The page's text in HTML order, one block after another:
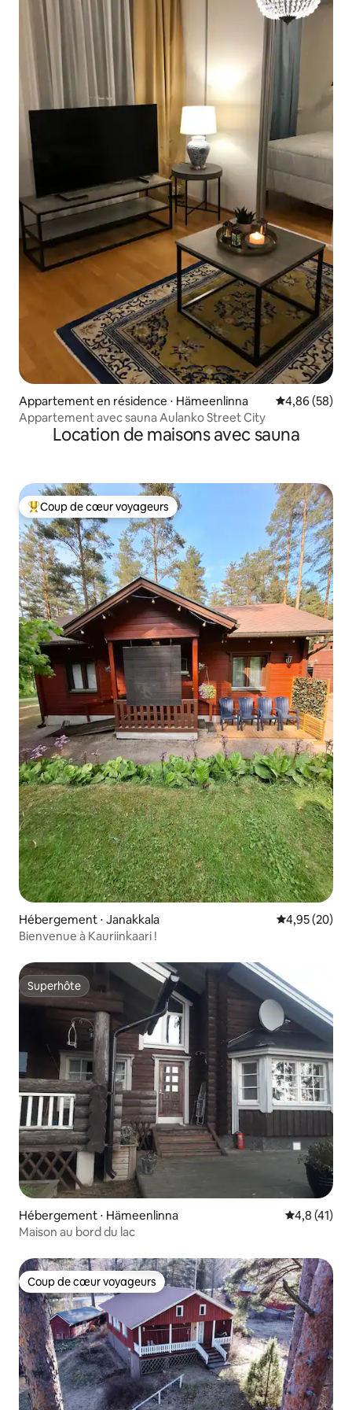
Appartement en résidence ⋅ Hämeenlinna Évaluation
4,86 (58)
Appartement avec sauna Aulanko Street City
Location de maisons avec sauna
Coups de cœur voyageurs les plus appréciés
Coup de cœur voyageurs
Hébergement ⋅ Janakkala Évaluation
4,95 (20)
Bienvenue à Kauriinkaari !
Superhôte
Superhôte
Hébergement ⋅ Hämeenlinna Évaluation
4,8 (41)
Maison au bord du lac
Coup de cœur voyageurs
Coup de cœur voyageurs